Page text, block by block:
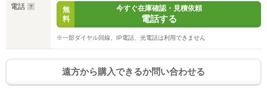
電話
無
料
今すぐ在庫確認・見積依頼
電話する
※一部ダイヤル回線、IP電話、光電話は利用できません
遠方から購入できるか問い合わせる
※次回問い合わせをする際に自動入力されます
※保存された情報は90日で破棄されます
いいえ はい